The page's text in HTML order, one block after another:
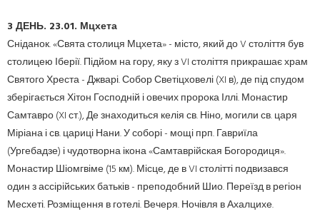
3 ДЕНЬ. 23.01. Мцхета
Сніданок.«Свята столиця Мцхета» - місто, який до V століття був
столицею Іберії.Підйом на гору, яку з VI століття прикрашає храм
Святого Хреста - Джварі.Собор Светіцховелі (XI в), де під спудом
зберігається Хітон Господній і овечих пророка Іллі.Монастир
Самтавро (XI ст.), Де знаходиться келія св.Ніно, могили св.царя
Міріана і св.цариці Нани.У соборі - мощі прп.Гавриїла
(Ургебадзе) і чудотворна ікона «Самтаврійская Богородиця».
Монастир Шіомгвіме (15 км).Місце, де в VI столітті подвизався
один з ассірійських батьків - преподобний Шио.Переїзд в регіон
Месхеті.Розміщення в готелі.Вечеря.Ночівля в Ахалцихе.